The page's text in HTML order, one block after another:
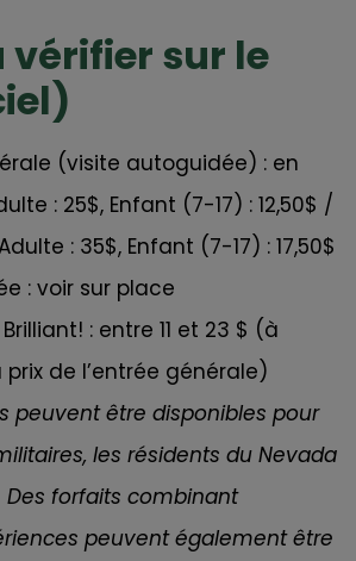
vérifier sur le
(visite autoguidée) : en
: 25$, Enfant (7-17) : 12,50$ /
: 35$, Enfant (7-17) : 17,50$
: voir sur place
: entre 11 et 23 $ (à
de l’entrée générale)
peuvent être disponibles pour
les résidents du Nevada
forfaits combinant
peuvent également être